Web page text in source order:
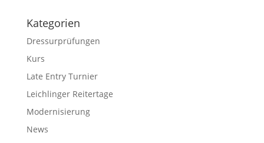
Kategorien
Dressurprüfungen
Kurs
Late Entry Turnier
Leichlinger Reitertage
Modernisierung
News